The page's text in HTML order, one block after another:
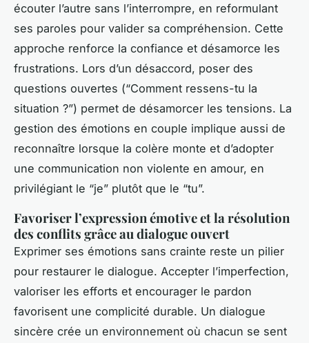
écouter l’autre sans l’interrompre, en reformulant
ses paroles pour valider sa compréhension. Cette
approche renforce la confiance et désamorce les
frustrations. Lors d’un désaccord, poser des
questions ouvertes (“Comment ressens-tu la
situation ?”) permet de désamorcer les tensions. La
gestion des émotions en couple implique aussi de
reconnaître lorsque la colère monte et d’adopter
une communication non violente en amour, en
privilégiant le “je” plutôt que le “tu”.
Favoriser l’expression émotive et la résolution
des conflits grâce au dialogue ouvert
Exprimer ses émotions sans crainte reste un pilier
pour restaurer le dialogue. Accepter l’imperfection,
valoriser les efforts et encourager le pardon
favorisent une complicité durable. Un dialogue
sincère crée un environnement où chacun se sent